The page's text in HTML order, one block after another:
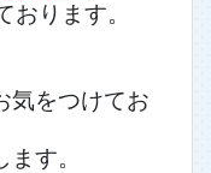
おります。
気をつけてお
す。